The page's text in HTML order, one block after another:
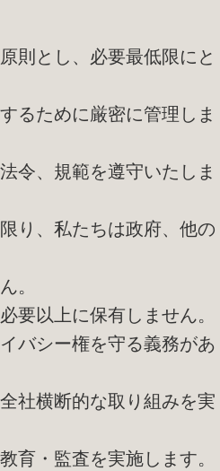
則とし、必要最低限にと
るために厳密に管理しま
令、規範を遵守いたしま
り、私たちは政府、他の
。
要以上に保有しません。
バシー権を守る義務があ
社横断的な取り組みを実
育・監査を実施します。